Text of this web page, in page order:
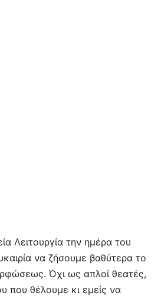
Λειτουργία την ημέρα του
να ζήσουμε βαθύτερα το
Όχι ως απλοί θεατές,
που θέλουμε κι εμείς να